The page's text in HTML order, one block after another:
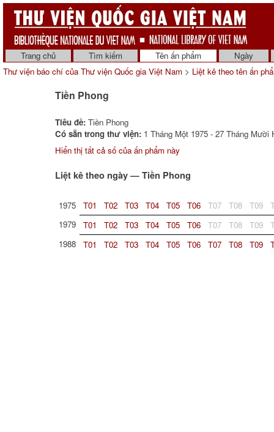
Trang chủ Tìm kiếm Tên ấn phẩm
Ngày
Thư viện báo chí của Thư viện Quốc gia Việt Nam > Liệt kê theo tên ấn
Tiền Phong
Tiêu đề: Tiền Phong
Có sẵn trong thư viện: 1 Tháng Một 1975 - 27 Tháng Mười
Hiển thị tất cả số của ấn phẩm này
Liệt kê theo ngày — Tiền Phong
1975 T01 T02 T03 T04 T05 T06 T07 T08 T09
1979
T01 T02 T03 T04 T05 T06 T07 T08 T09
1988
T01 T02 T03 T04 T05 T06 T07 T08 T09